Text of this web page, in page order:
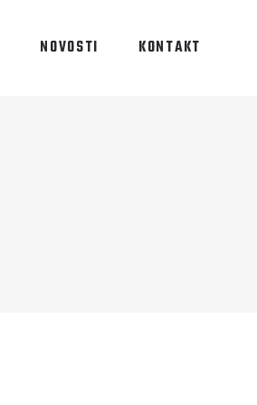
NOVOSTI KONTAKT